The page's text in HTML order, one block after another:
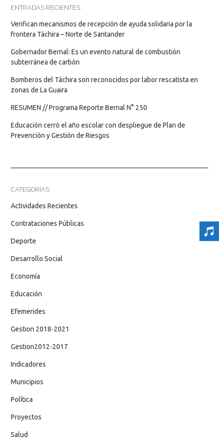
ENTRADAS RECIENTES
Verifican mecanismos de recepción de ayuda solidaria por la
frontera Táchira – Norte de Santander
Gobernador Bernal: Es un evento natural de combustión
subterránea de carbón
Bomberos del Táchira son reconocidos por labor rescatista en
zonas de La Guaira
RESUMEN // Programa Reporte Bernal N° 250
Educación cerró el año escolar con despliegue de Plan de
Prevención y Gestión de Riesgos
CATEGORÍAS
Actividades Recientes
Contrataciones Públicas
Deporte
Desarrollo Social
Economía
Educación
Efemerides
Gestion 2018-2021
Gestion2012-2017
Indicadores
Municipios
Política
Proyectos
Salud